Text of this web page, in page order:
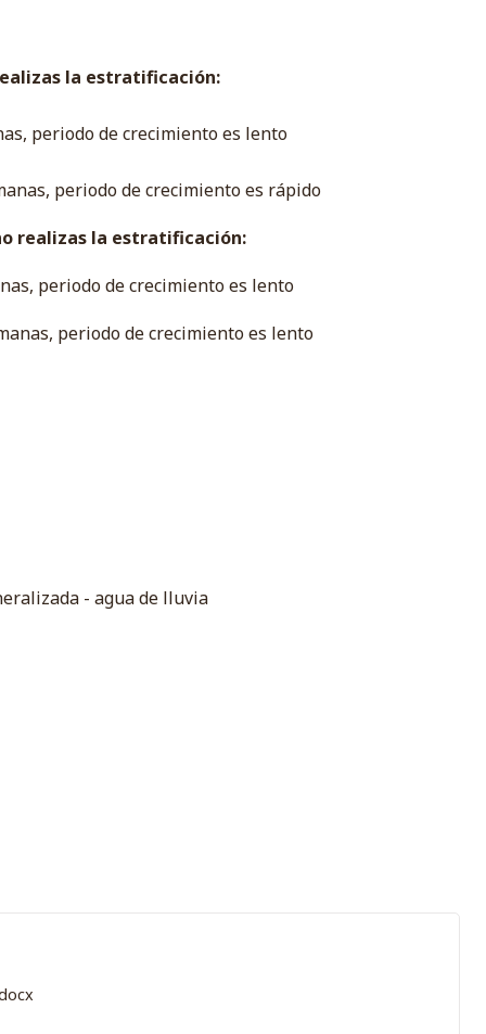
la estratificación:
periodo de crecimiento es lento
periodo de crecimiento es rápido
realizas la estratificación:
periodo de crecimiento es lento
periodo de crecimiento es lento
- agua de lluvia